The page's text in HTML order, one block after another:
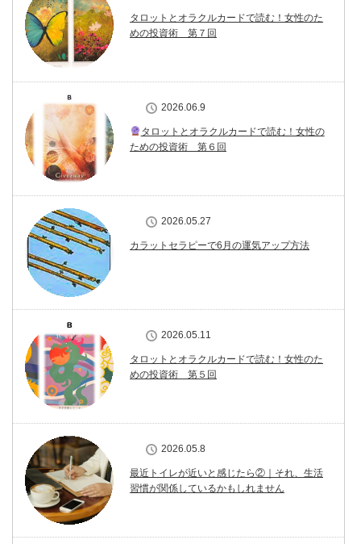
タロットとオラクルカードで読む！女性のた
めの投資術 第７回
2026.06.9
タロットとオラクルカードで読む！女性の
ための投資術 第６回
2026.05.27
カラットセラピーで6月の運気アップ方法
2026.05.11
タロットとオラクルカードで読む！女性のた
めの投資術 第５回
2026.05.8
最近トイレが近いと感じたら②｜それ、生活
習慣が関係しているかもしれません